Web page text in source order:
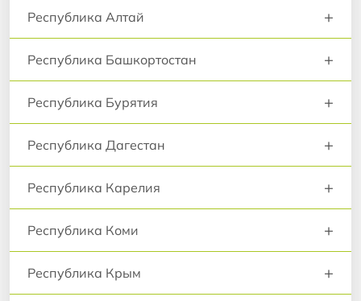
Республика Алтай +
Республика Башкортостан +
Республика Бурятия +
Республика Дагестан +
Республика Карелия +
Республика Коми +
Республика Крым +